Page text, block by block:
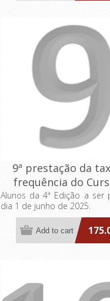
9ª prestação da
frequência do
Formação
FA>AP: Dirigentes
Intermédios
Alunos da 4ª Edição a ser
dia 1 de junho de 2025.